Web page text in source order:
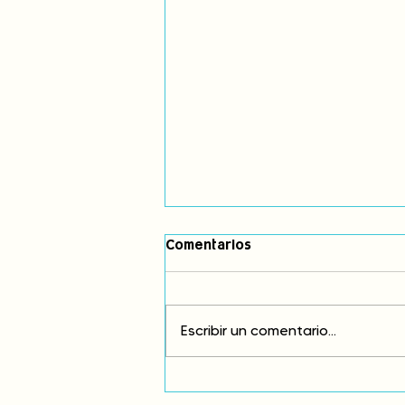
Comentarios
Escribir un comentario...